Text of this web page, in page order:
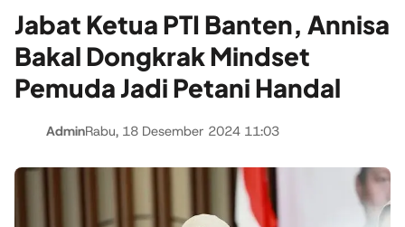
Jabat Ketua PTI Banten, Annisa
Bakal Dongkrak Mindset
Pemuda Jadi Petani Handal
AdminRabu, 18 Desember 2024 11:03